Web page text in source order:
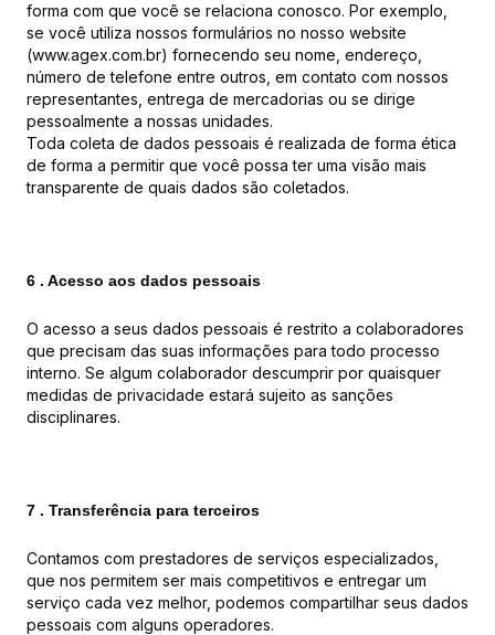
forma com que você se relaciona conosco. Por exemplo,
se você utiliza nossos formulários no nosso website
(www.agex.com.br) fornecendo seu nome, endereço,
número de telefone entre outros, em contato com nossos
representantes, entrega de mercadorias ou se dirige
pessoalmente a nossas unidades.
Toda coleta de dados pessoais é realizada de forma ética
de forma a permitir que você possa ter uma visão mais
transparente de quais dados são coletados.
6 . Acesso aos dados pessoais
O acesso a seus dados pessoais é restrito a colaboradores
que precisam das suas informações para todo processo
interno. Se algum colaborador descumprir por quaisquer
medidas de privacidade estará sujeito as sanções
disciplinares.
7 . Transferência para terceiros
Contamos com prestadores de serviços especializados,
que nos permitem ser mais competitivos e entregar um
serviço cada vez melhor, podemos compartilhar seus dados
pessoais com alguns operadores.